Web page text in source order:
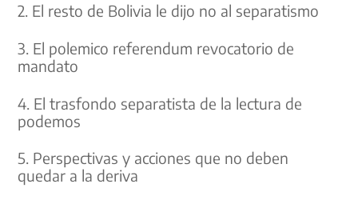
2. El resto de Bolivia le dijo no al separatismo
3. El polemico referendum revocatorio de
mandato
4. El trasfondo separatista de la lectura de
podemos
5. Perspectivas y acciones que no deben
quedar a la deriva